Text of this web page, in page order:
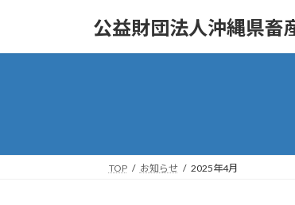
公益財団法人沖縄県畜
TOP お知らせ 2025年4月